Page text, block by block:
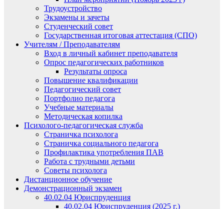
Трудоустройство
Экзамены и зачеты
Студенческий совет
Государственная итоговая аттестация (СПО)
Учителям / Преподавателям
Вход в личный кабинет преподавателя
Опрос педагогических работников
Результаты опроса
Повышение квалификации
Педагогический совет
Портфолио педагога
Учебные материалы
Методическая копилка
Психолого-педагогическая служба
Страничка психолога
Страничка социального педагога
Профилактика употребления ПАВ
Работа с трудными детьми
Советы психолога
Дистанционное обучение
Демонстрационный экзамен
40.02.04 Юриспруденция
40.02.04 Юриспруденция (2025 г.)